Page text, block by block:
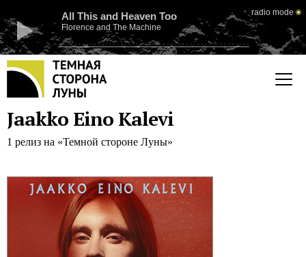
All This and Heaven Too
Florence and The Machine
radio mode
Jaakko Eino Kalevi
1 релиз на «Темной стороне Луны»